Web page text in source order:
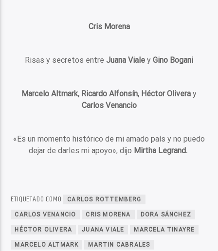
Cris Morena
Risas y secretos entre Juana Viale y Gino Bogani
Marcelo Altmark, Ricardo Alfonsín, Héctor Olivera y
Carlos Venancio
«Es un momento histórico de mi amado país y no puedo
dejar de darles mi apoyo», dijo Mirtha Legrand.
ETIQUETADO COMO: CARLOS ROTTEMBERG
CARLOS VENANCIO CRIS MORENA DORA SÁNCHEZ
HÉCTOR OLIVERA JUANA VIALE MARCELA TINAYRE
MARCELO ALTMARK MARTIN CABRALES